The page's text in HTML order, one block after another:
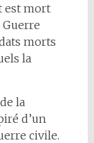
est mort
morts
la
la
d’un
civile.